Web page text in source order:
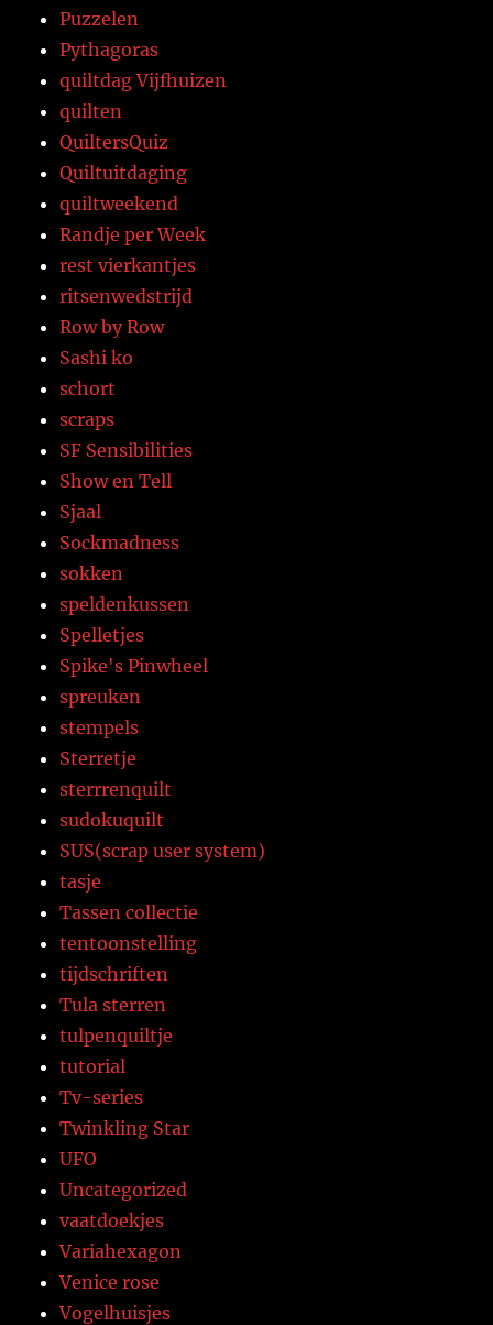
Puzzelen
Pythagoras
quiltdag Vijfhuizen
quilten
QuiltersQuiz
Quiltuitdaging
quiltweekend
Randje per Week
rest vierkantjes
ritsenwedstrijd
Row by Row
Sashi ko
schort
scraps
SF Sensibilities
Show en Tell
Sjaal
Sockmadness
sokken
speldenkussen
Spelletjes
Spike's Pinwheel
spreuken
stempels
Sterretje
sterrrenquilt
sudokuquilt
SUS(scrap user system)
tasje
Tassen collectie
tentoonstelling
tijdschriften
Tula sterren
tulpenquiltje
tutorial
Tv-series
Twinkling Star
UFO
Uncategorized
vaatdoekjes
Variahexagon
Venice rose
Vogelhuisjes